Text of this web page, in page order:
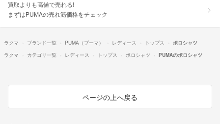
買取よりも高値で売れる!
まずはPUMAの売れ筋価格をチェック
ラクマ ブランド一覧 PUMA（プーマ） レディース トップス
ポロシャツ
ラクマ
カテゴリ一覧 レディース トップス ポロシャツ PUMAのポロシャツ
ページの上へ戻る